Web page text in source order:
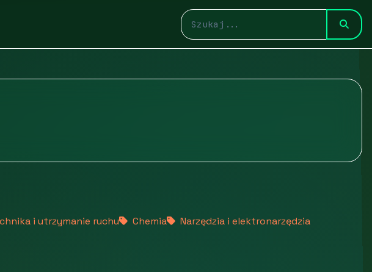
i utrzymanie ruchu Chemia
Narzędzia i elektronarzędzia